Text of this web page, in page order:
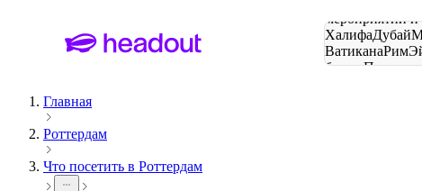
мероприятий и
ХалифаДубай
ВатиканаРим
башняПариж
Главная
Роттердам
Что посетить в Роттердам